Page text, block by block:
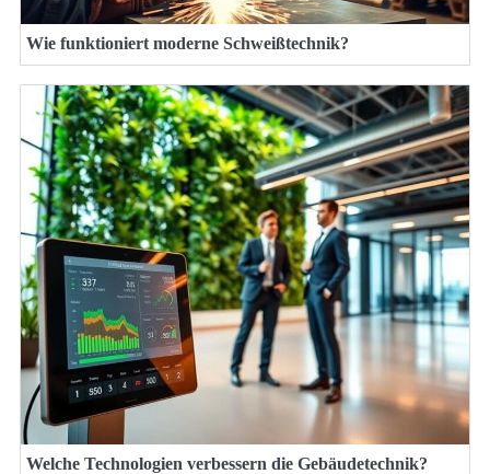
Wie funktioniert moderne Schweißtechnik?
Welche Technologien verbessern die Gebäudetechnik?